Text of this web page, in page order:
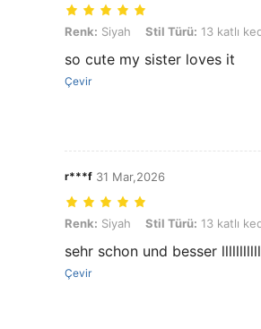
Renk: Siyah, Stil Türü: 13 katlı kedi
Renk: Siyah Stil Türü: 13 katlı
so cute my sister loves it
Çevir
r***f 31 Mar,2026
Renk: Siyah, Stil Türü: 13 katlı kedi
Renk: Siyah Stil Türü: 13 katlı
sehr schon und besser
Çevir